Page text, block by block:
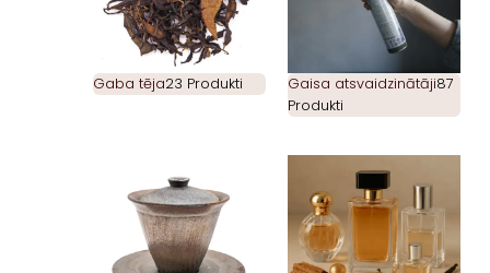
Gaba tēja23 Produkti Gaisa atsvaidzinātāji87
Produkti